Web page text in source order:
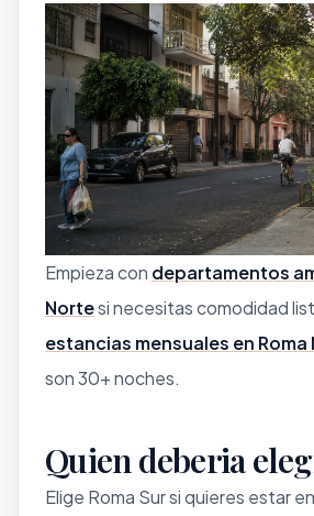
Empieza con departamentos
Nortesi necesitas comodidad
estancias mensuales en Roma
son 30+ noches.
Quien deberia
Elige Roma Sur si quieres estar